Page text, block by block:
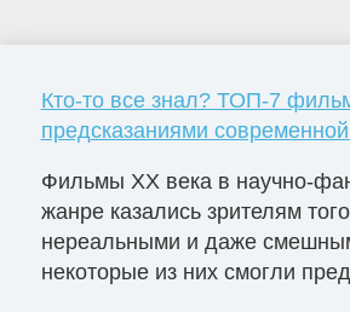
Кто-то все знал? ТОП-7
предсказаниями
Фильмы ХХ века в научно-
жанре казались зрителям
нереальными и даже
некоторые из них смогли